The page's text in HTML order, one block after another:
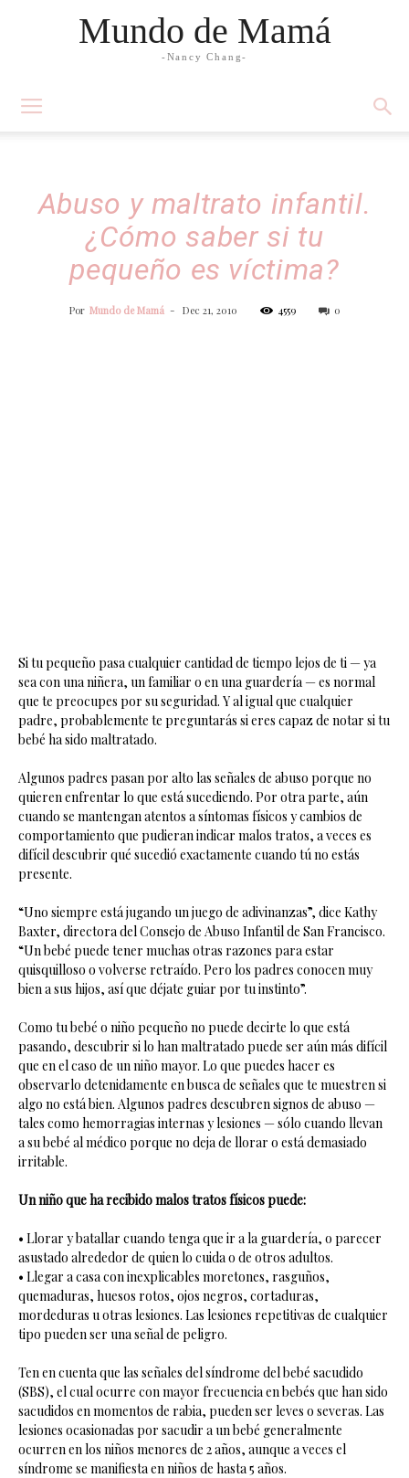
Mundo de Mamá
-Nancy Chang-
Abuso y maltrato infantil.
¿Cómo saber si tu
pequeño es víctima?
Por Mundo de Mamá - Dec 21, 2010 4559 0
Si tu pequeño pasa cualquier cantidad de tiempo lejos de ti — ya
sea con una niñera, un familiar o en una guardería — es normal
que te preocupes por su seguridad. Y al igual que cualquier
padre, probablemente te preguntarás si eres capaz de notar si tu
bebé ha sido maltratado.
Algunos padres pasan por alto las señales de abuso porque no
quieren enfrentar lo que está sucediendo. Por otra parte, aún
cuando se mantengan atentos a síntomas físicos y cambios de
comportamiento que pudieran indicar malos tratos, a veces es
difícil descubrir qué sucedió exactamente cuando tú no estás
presente.
“Uno siempre está jugando un juego de adivinanzas”, dice Kathy
Baxter, directora del Consejo de Abuso Infantil de San Francisco.
“Un bebé puede tener muchas otras razones para estar
quisquilloso o volverse retraído. Pero los padres conocen muy
bien a sus hijos, así que déjate guiar por tu instinto”.
Como tu bebé o niño pequeño no puede decirte lo que está
pasando, descubrir si lo han maltratado puede ser aún más difícil
que en el caso de un niño mayor. Lo que puedes hacer es
observarlo detenidamente en busca de señales que te muestren si
algo no está bien. Algunos padres descubren signos de abuso —
tales como hemorragias internas y lesiones — sólo cuando llevan
a su bebé al médico porque no deja de llorar o está demasiado
irritable.
Un niño que ha recibido malos tratos físicos puede:
• Llorar y batallar cuando tenga que ir a la guardería, o parecer
asustado alrededor de quien lo cuida o de otros adultos.
• Llegar a casa con inexplicables moretones, rasguños,
quemaduras, huesos rotos, ojos negros, cortaduras,
mordeduras u otras lesiones. Las lesiones repetitivas de cualquier
tipo pueden ser una señal de peligro.
Ten en cuenta que las señales del síndrome del bebé sacudido
(SBS), el cual ocurre con mayor frecuencia en bebés que han sido
sacudidos en momentos de rabia, pueden ser leves o severas. Las
lesiones ocasionadas por sacudir a un bebé generalmente
ocurren en los niños menores de 2 años, aunque a veces el
síndrome se manifiesta en niños de hasta 5 años.